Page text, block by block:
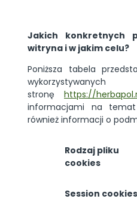
Jakich konkretnych
witryna i w jakim celu?
Poniższa tabela
stronę https://
informacjami na
również informacji o
Rodzaj pliku
cookies
Session cookies